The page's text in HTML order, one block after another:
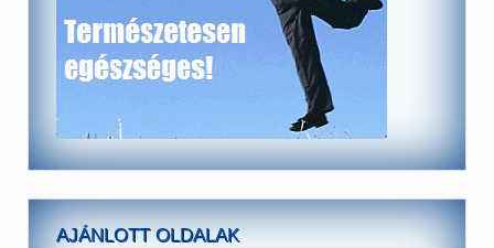
AJÁNLOTT OLDALAK